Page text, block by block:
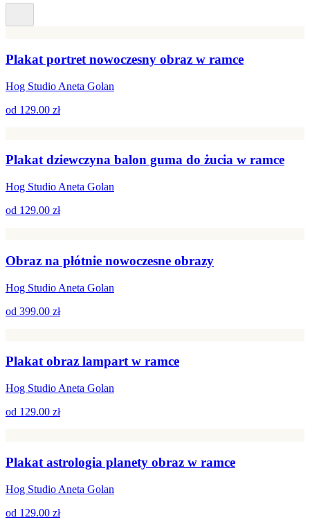
Plakat portret nowoczesny obraz w ramce
Hog Studio Aneta Golan
od 129.00 zł
Plakat dziewczyna balon guma do żucia w ramce
Hog Studio Aneta Golan
od 129.00 zł
Obraz na płótnie nowoczesne obrazy
Hog Studio Aneta Golan
od 399.00 zł
Plakat obraz lampart w ramce
Hog Studio Aneta Golan
od 129.00 zł
Plakat astrologia planety obraz w ramce
Hog Studio Aneta Golan
od 129.00 zł